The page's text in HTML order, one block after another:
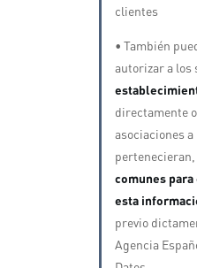
clientes
• También
autorizar a los
directamente
asociaciones a
pertenecieran,
comunes
esta
previo
Agencia